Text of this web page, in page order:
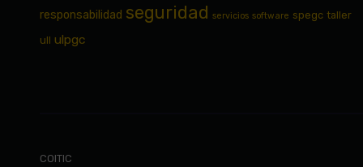
responsabilidad seguridad servicios software spegc taller
ull ulpgc
COITIC